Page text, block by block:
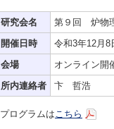
研究会名
第９回 炉物
開催日時
令和3年12月8
会場
オンライン開
所内連絡者
卞 哲浩
プログラムはこちら